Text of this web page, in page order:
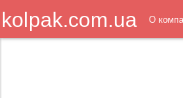
kolpak.com.ua О